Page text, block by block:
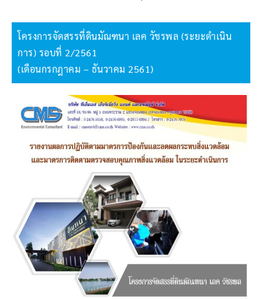
โครงการจัดสรรที่ดินมัณฑนา เลค วัชรพล (ระยะดำเนิน
การ) รอบที่ 2/2561
(เดือนกรกฎาคม – ธันวาคม 2561)